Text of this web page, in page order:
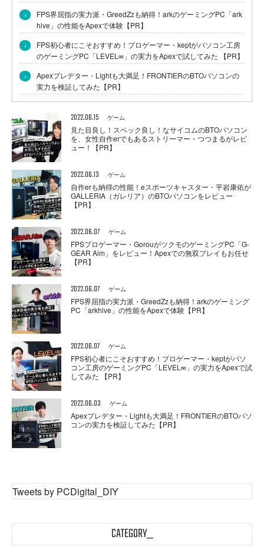
›
FPS界屈指の実力派・GreedZzも納得！arkのゲーミングPC「ark
hive」の性能をApexで体験【PR】
›
FPS初心者にこそおすすめ！プロゲーマー・keptがパソコン工房
のゲーミングPC「LEVEL∞」の実力をApexで試してみた 【PR】
›
Apexプレデター・Lightも大満足！FRONTIERのBTOパソコンの
実力を検証してみた【PR】
2022.06.15 ゲーム
見た目良し！スペック良し！なサイコムのBTOパソコン
を、女性自作erでもあるストリーマー・つつまるがレビ
ュー！【PR】
2022.06.13 ゲーム
自作erも納得の性能！eスポーツキャスター・平岩康佑が
GALLERIA（ガレリア）のBTOパソコンをレビュー
【PR】
2022.06.07 ゲーム
FPSプロゲーマー・GorouがツクモのゲーミングPC「G-
GEAR Aim」をレビュー！Apexでの無双プレイもお任せ
【PR】
2022.06.07 ゲーム
FPS界屈指の実力派・GreedZzも納得！arkのゲーミング
PC「arkhive」の性能をApexで体験【PR】
2022.06.07 ゲーム
FPS初心者にこそおすすめ！プロゲーマー・keptがパソ
コン工房のゲーミングPC「LEVEL∞」の実力をApexで試
してみた 【PR】
2022.06.03 ゲーム
Apexプレデター・Lightも大満足！FRONTIERのBTOパソ
コンの実力を検証してみた【PR】
Tweets by PCDigital_DIY
CATEGORY_